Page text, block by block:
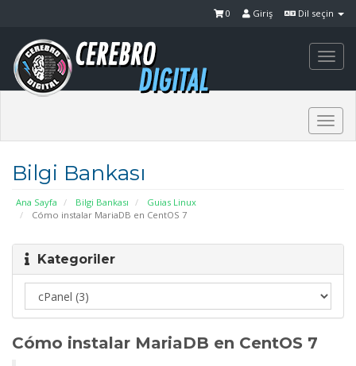
Dil seçin
Giriş
0
Bilgi Bankası
Ana Sayfa Bilgi Bankası
Guias Linux
Cómo instalar MariaDB en CentOS 7
Kategoriler
Cómo instalar MariaDB en CentOS 7